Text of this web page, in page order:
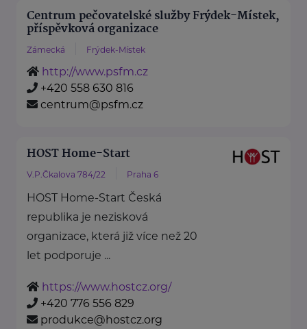
Centrum pečovatelské služby Frýdek-Místek,
příspěvková organizace
Zámecká Frýdek-Místek
http://www.psfm.cz
+420 558 630 816
centrum@psfm.cz
HOST Home-Start
V.P.Čkalova 784/22 Praha 6
HOST Home-Start Česká
republika je nezisková
organizace, která již více než 20
let podporuje ...
https://www.hostcz.org/
+420 776 556 829
produkce@hostcz.org